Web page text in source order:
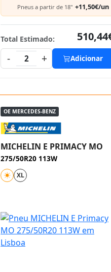
Pneus a partir de 18" +11,50€/un
Total Estimado:
-
2 + Adicionar
OE MERCEDES-BENZ
MICHELIN E PRIMACY MO
275/50R20 113W
XL